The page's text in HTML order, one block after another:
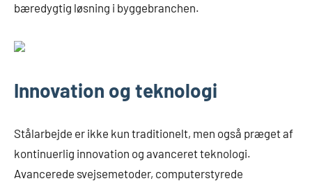
bæredygtig løsning i byggebranchen.
Innovation og teknologi
Stålarbejde er ikke kun traditionelt, men også præget af
kontinuerlig innovation og avanceret teknologi.
Avancerede svejsemetoder, computerstyrede